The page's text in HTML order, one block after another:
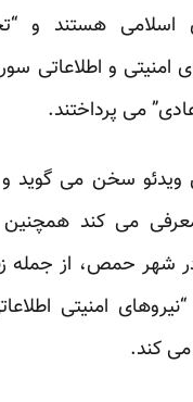
اسلامی هستند و
امنیتی و اطلاعاتی
می پرداختند.
ویدئو سخن می گوید
می کند
شهر حمص، از جمله
امنیتی
کند.